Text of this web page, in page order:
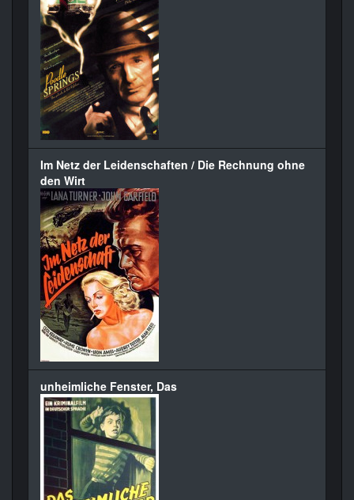
Im Netz der Leidenschaften / Die Rechnung ohne
den Wirt
unheimliche Fenster, Das